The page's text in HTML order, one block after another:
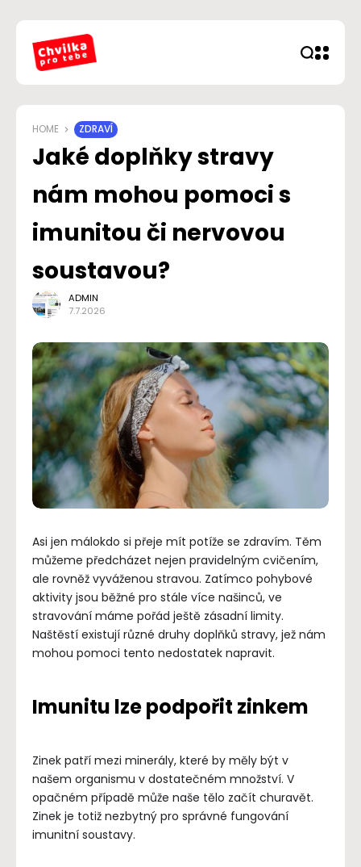
HOME ZDRAVÍ
Jaké doplňky stravy
nám mohou pomoci s
imunitou či nervovou
soustavou?
ADMIN
7.7.2026
Asi jen málokdo si přeje mít potíže se zdravím. Těm
můžeme předcházet nejen pravidelným cvičením,
ale rovněž vyváženou stravou. Zatímco pohybové
aktivity jsou běžné pro stále více našinců, ve
stravování máme pořád ještě zásadní limity.
Naštěstí existují různé druhy doplňků stravy, jež nám
mohou pomoci tento nedostatek napravit.
Imunitu lze podpořit zinkem
Zinek patří mezi minerály, které by měly být v
našem organismu v dostatečném množství. V
opačném případě může naše tělo začít churavět.
Zinek je totiž nezbytný pro správné fungování
imunitní soustavy.